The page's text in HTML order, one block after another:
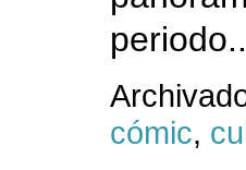
cómic,